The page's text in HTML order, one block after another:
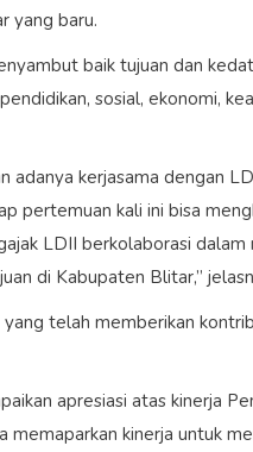
yang baru.
baik tujuan dan
sosial, ekonomi,
adanya kerjasama dengan
pertemuan kali ini bisa
LDII berkolaborasi
di Kabupaten Blitar,”
telah memberikan
apresiasi atas kinerja
memaparkan kinerja untuk